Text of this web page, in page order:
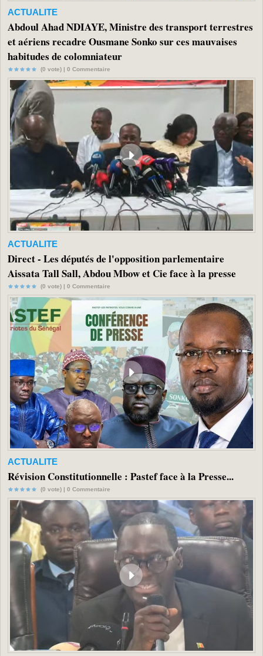
ACTUALITE
Abdoul Ahad NDIAYE, Ministre des transport terrestres
et aériens recadre Ousmane Sonko sur ces mauvaises
habitudes de colomniateur
(0 vote) | 0 Commentaire
ACTUALITE
Direct - Les députés de l'opposition parlementaire
Aissata Tall Sall, Abdou Mbow et Cie face à la presse
(0 vote) | 0 Commentaire
ACTUALITE
Révision Constitutionnelle : Pastef face à la Presse...
(0 vote) | 0 Commentaire